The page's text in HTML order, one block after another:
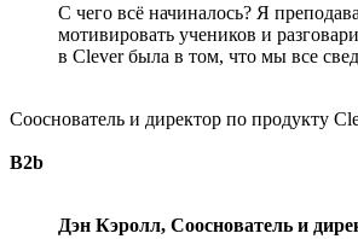
С чего всё начиналось? Я
мотивировать учеников и
в Clever была в том, что мы все
Сооснователь и директор по продукту
B2b
Дэн Кэролл, Сооснователь и